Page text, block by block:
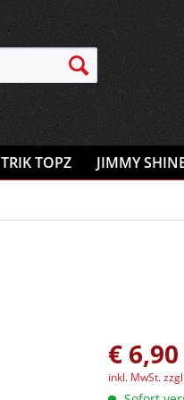
TRIK TOPZ JIMMY
€
inkl. MwSt.